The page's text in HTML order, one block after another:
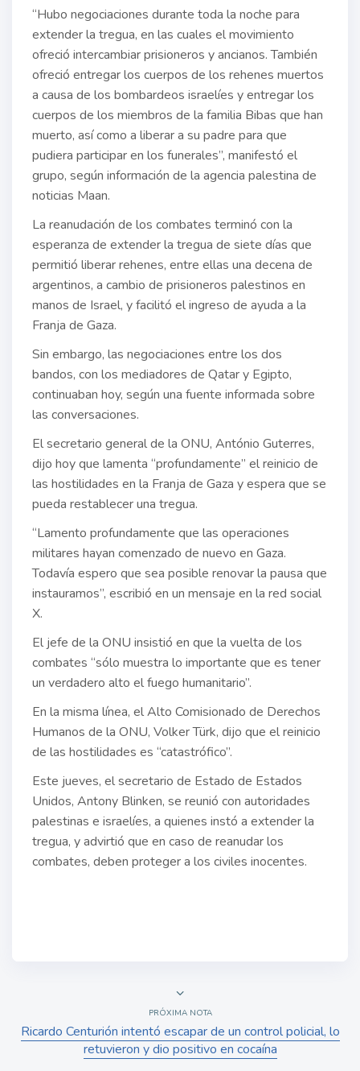
“Hubo negociaciones durante toda la noche para
extender la tregua, en las cuales el movimiento
ofreció intercambiar prisioneros y ancianos. También
ofreció entregar los cuerpos de los rehenes muertos
a causa de los bombardeos israelíes y entregar los
cuerpos de los miembros de la familia Bibas que han
muerto, así como a liberar a su padre para que
pudiera participar en los funerales”, manifestó el
grupo, según información de la agencia palestina de
noticias Maan.
La reanudación de los combates terminó con la
esperanza de extender la tregua de siete días que
permitió liberar rehenes, entre ellas una decena de
argentinos, a cambio de prisioneros palestinos en
manos de Israel, y facilitó el ingreso de ayuda a la
Franja de Gaza.
Sin embargo, las negociaciones entre los dos
bandos, con los mediadores de Qatar y Egipto,
continuaban hoy, según una fuente informada sobre
las conversaciones.
El secretario general de la ONU, António Guterres,
dijo hoy que lamenta “profundamente” el reinicio de
las hostilidades en la Franja de Gaza y espera que se
pueda restablecer una tregua.
“Lamento profundamente que las operaciones
militares hayan comenzado de nuevo en Gaza.
Todavía espero que sea posible renovar la pausa que
instauramos”, escribió en un mensaje en la red social
X.
El jefe de la ONU insistió en que la vuelta de los
combates “sólo muestra lo importante que es tener
un verdadero alto el fuego humanitario”.
En la misma línea, el Alto Comisionado de Derechos
Humanos de la ONU, Volker Türk, dijo que el reinicio
de las hostilidades es “catastrófico”.
Este jueves, el secretario de Estado de Estados
Unidos, Antony Blinken, se reunió con autoridades
palestinas e israelíes, a quienes instó a extender la
tregua, y advirtió que en caso de reanudar los
combates, deben proteger a los civiles inocentes.
PRÓXIMA NOTA
Ricardo Centurión intentó escapar de un control policial, lo
retuvieron y dio positivo en cocaína